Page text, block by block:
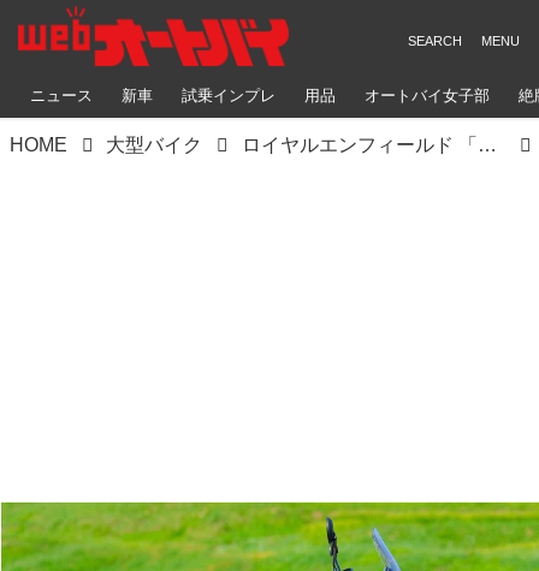
ニュース 新車 試乗インプレ 用品 オートバイ女子部 絶
HOME 大型バイク ロイヤルエンフィールド 「ヒマラヤ」【1分で読める2021年に新車で購入可能なアドベンチャーバイク紹介】